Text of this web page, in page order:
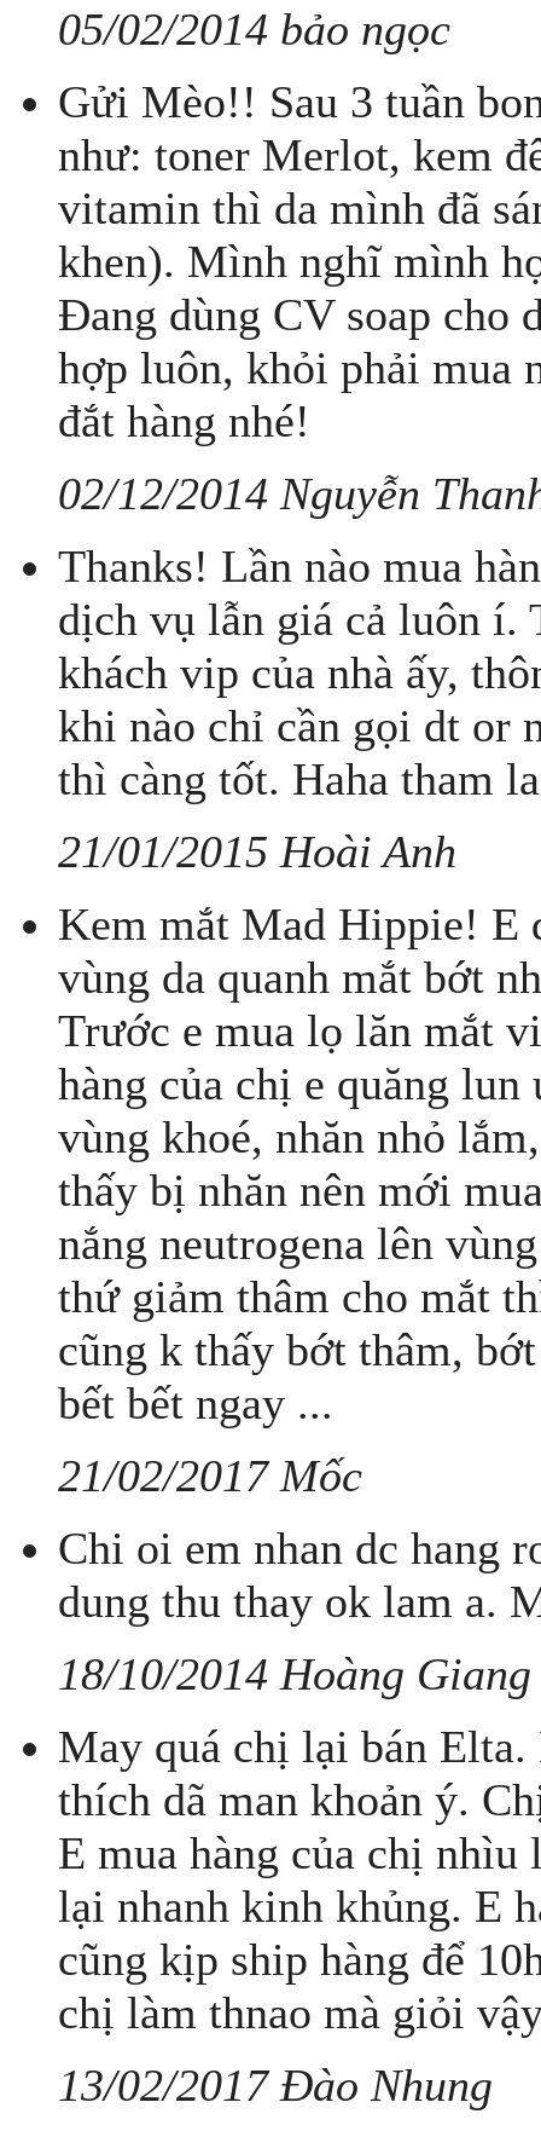
05/02/2014 bảo ngọc
Gửi Mèo!! Sau 3 tuần
như: toner Merlot, kem
vitamin thì da mình đã
khen). Mình nghĩ mình
Đang dùng CV soap cho
hợp luôn, khỏi phải mua
đắt hàng nhé!
02/12/2014 Nguyễn
Thanks! Lần nào mua
dịch vụ lẫn giá cả luôn í.
khách vip của nhà ấy,
khi nào chỉ cần gọi dt or
thì càng tốt. Haha tham
21/01/2015 Hoài Anh
Kem mắt Mad Hippie! E
vùng da quanh mắt bớt
Trước e mua lọ lăn mắt
hàng của chị e quăng
vùng khoé, nhăn nhỏ
thấy bị nhăn nên mới
nắng neutrogena lên
thứ giảm thâm cho mắt
cũng k thấy bớt thâm,
bết bết ngay ...
21/02/2017 Mốc
Chi oi em nhan dc hang
dung thu thay ok lam a.
18/10/2014 Hoàng Giang
May quá chị lại bán
thích dã man khoản ý.
E mua hàng của chị
lại nhanh kinh khủng. E
cũng kịp ship hàng để
chị làm thnao mà giỏi
13/02/2017 Đào Nhung